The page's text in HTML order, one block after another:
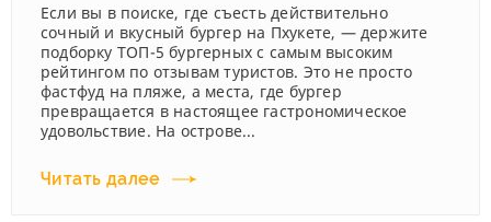
Если вы в поиске, где съесть действительно
сочный и вкусный бургер на Пхукете, — держите
подборку ТОП-5 бургерных с самым высоким
рейтингом по отзывам туристов. Это не просто
фастфуд на пляже, а места, где бургер
превращается в настоящее гастрономическое
удовольствие. На острове...
Читать далее